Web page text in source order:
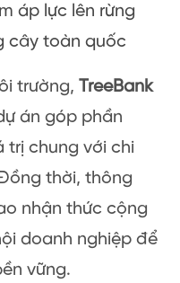
áp lực lên rừng
cây toàn quốc
trường, TreeBank
án góp phần
trị chung với chi
thời, thông
nhận thức cộng
doanh nghiệp để
vững.